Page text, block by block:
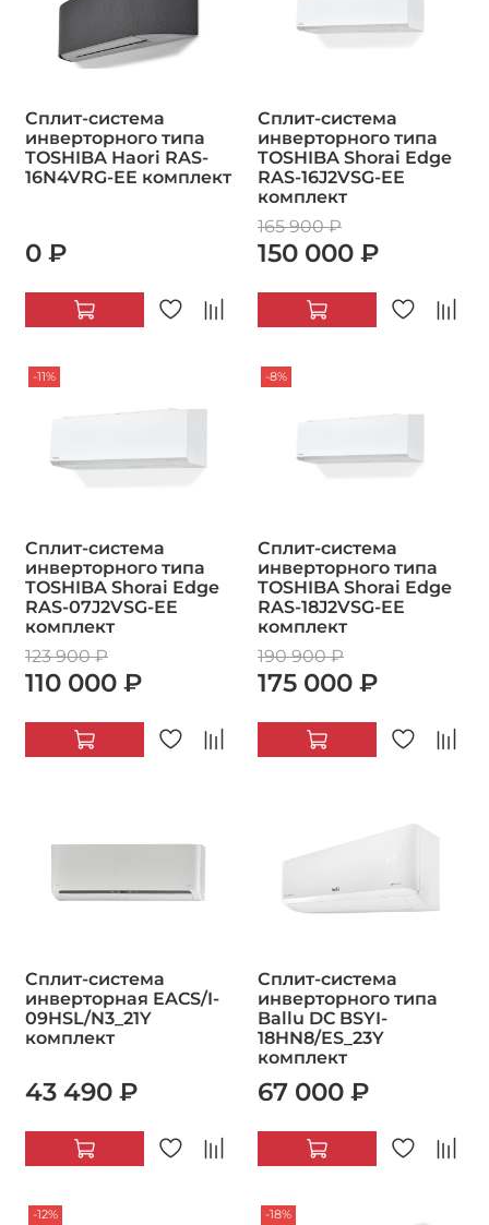
Сплит-система
инверторного типа
TOSHIBA Haori RAS-
16N4VRG-EE комплект
0 ₽
Сплит-система
инверторного типа
TOSHIBA Shorai Edge
RAS-16J2VSG-EE
комплект
165 900 ₽
150 000 ₽
-11%
Сплит-система
инверторного типа
TOSHIBA Shorai Edge
RAS-07J2VSG-EE
комплект
123 900 ₽
110 000 ₽
-8%
Сплит-система
инверторного типа
TOSHIBA Shorai Edge
RAS-18J2VSG-EE
комплект
190 900 ₽
175 000 ₽
Сплит-система
инверторная EACS/I-
09HSL/N3_21Y
комплект
43 490 ₽
Сплит-система
инверторного типа
Ballu DC BSYI-
18HN8/ES_23Y
комплект
67 000 ₽
-12% -18%